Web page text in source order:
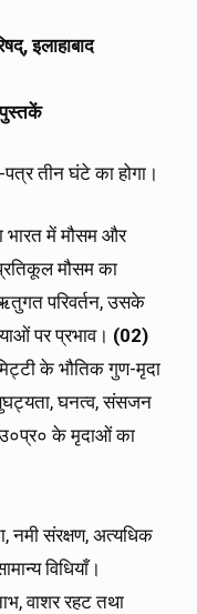
इलाहाबाद
तीन घंटे का होगा।
भारत में मौसम और
मौसम का
ऋतुगत परिवर्तन, उसके
पर प्रभाव। (02)
के भौतिक गुण-मृदा
घनत्व, संसजन
के मृदाओं का
संरक्षण, अत्यधिक
विधियाँ।
वाशर रहट तथा